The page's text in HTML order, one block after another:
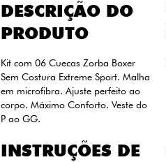
DESCRIÇÃO DO
PRODUTO
Kit com 06 Cuecas Zorba Boxer
Sem Costura Extreme Sport. Malha
em microfibra. Ajuste perfeito ao
corpo. Máximo Conforto. Veste do
P ao GG.
INSTRUÇÕES DE